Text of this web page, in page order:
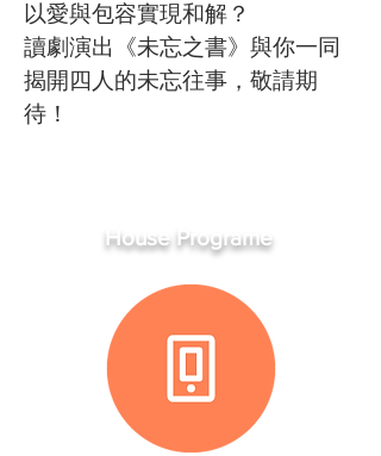
以愛與包容實現和解？
讀劇演出《未忘之書》與你一同
揭開四人的未忘往事，敬請期
待！
House Programe